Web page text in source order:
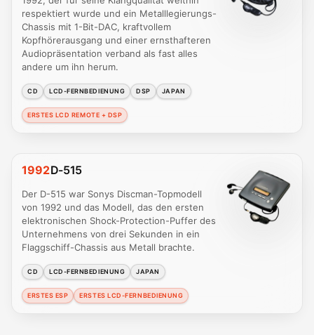
respektiert wurde und ein Metalllegierungs-
Chassis mit 1-Bit-DAC, kraftvollem
Kopfhörerausgang und einer ernsthafteren
Audiopräsentation verband als fast alles
andere um ihn herum.
CD LCD-FERNBEDIENUNG DSP JAPAN
ERSTES LCD REMOTE + DSP
1992D-515
Der D-515 war Sonys Discman-Topmodell
von 1992 und das Modell, das den ersten
elektronischen Shock-Protection-Puffer des
Unternehmens von drei Sekunden in ein
Flaggschiff-Chassis aus Metall brachte.
CD LCD-FERNBEDIENUNG JAPAN
ERSTES ESP ERSTES LCD-FERNBEDIENUNG